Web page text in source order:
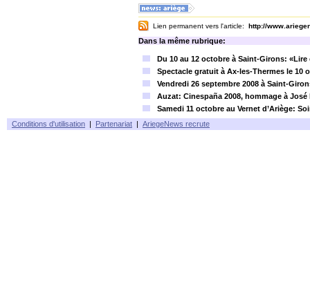
Lien permanent vers l'article: http://
Dans la même rubrique:
Du 10 au 12 octobre à Saint-Girons: «Lire
Spectacle gratuit à Ax-les-Thermes le 10
Vendredi 26 septembre 2008 à Saint-
Auzat: Cinespaña 2008, hommage à
Samedi 11 octobre au Vernet d’Ariège:
Conditions d'utilisation | Partenariat | AriegeNews recrute